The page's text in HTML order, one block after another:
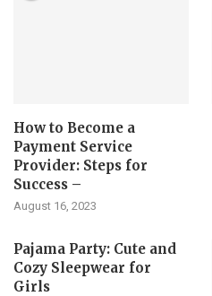
How to Become a
Payment Service
Provider: Steps for
Success –
August 16, 2023
Pajama Party: Cute and
Cozy Sleepwear for
Girls